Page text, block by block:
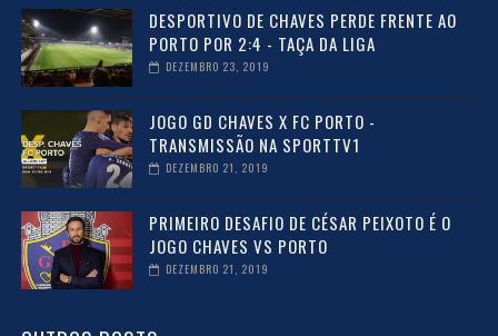
DESPORTIVO DE CHAVES PERDE FRENTE AO
PORTO POR 2:4 - TAÇA DA LIGA
DEZEMBRO 23, 2019
JOGO GD CHAVES X FC PORTO -
TRANSMISSÃO NA SPORTTV1
DEZEMBRO 21, 2019
PRIMEIRO DESAFIO DE CÉSAR PEIXOTO É O
JOGO CHAVES VS PORTO
DEZEMBRO 21, 2019